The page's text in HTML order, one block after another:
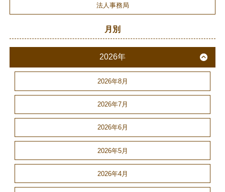
法人事務局
月別
2026年
2026年8月
2026年7月
2026年6月
2026年5月
2026年4月